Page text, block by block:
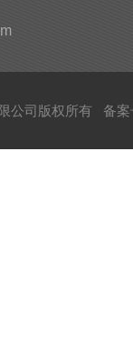
公司版权所有 备案